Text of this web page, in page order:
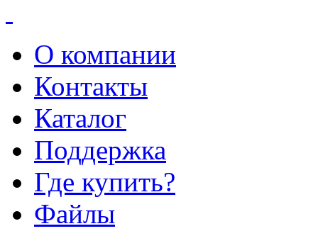
О компании
Контакты
Каталог
Поддержка
Где купить?
Файлы